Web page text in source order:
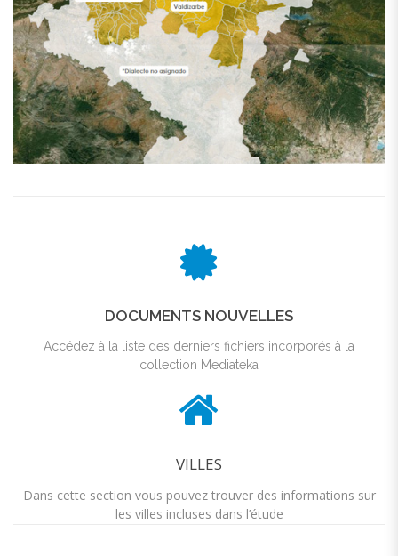
DOCUMENTS NOUVELLES
Accédez à la liste des derniers fichiers incorporés à la
collection Mediateka
VILLES
Dans cette section vous pouvez trouver des informations sur
les villes incluses dans l’étude